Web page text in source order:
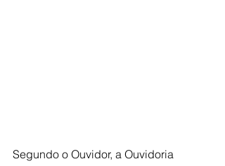
Segundo o Ouvidor, a Ouvidoria